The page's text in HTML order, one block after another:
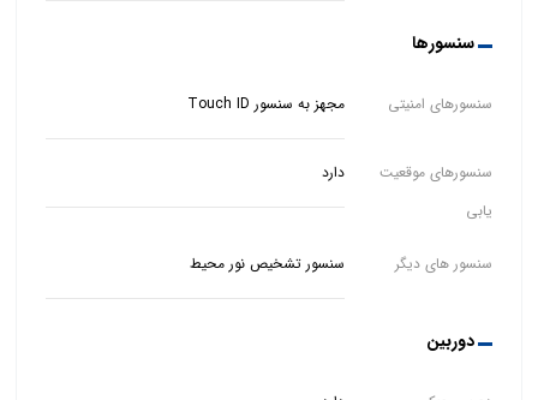
سنسورها
سنسورهای امنیتی مجهز به سنسور Touch ID
سنسورهای موقعیت
یابی
دارد
سنسور های دیگر سنسور تشخیص نور محیط
دوربین